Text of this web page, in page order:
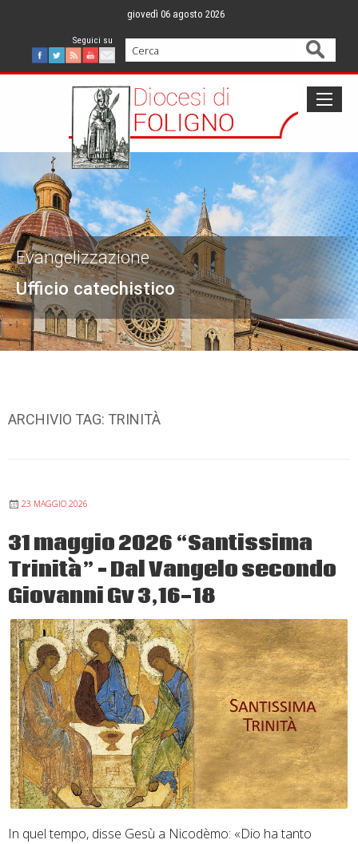
content
giovedì 06 agosto 2026
Facebook
Twitter
FeedYoutube
Mail
Cerca
Ufficio catechistico
Evangelizzazione
ARCHIVIO TAG: TRINITÀ
23 MAGGIO 2026
31 maggio 2026 “Santissima
Trinità” – Dal Vangelo secondo
Giovanni Gv 3,16-18
In quel tempo, disse Gesù a Nicodèmo: «Dio ha tanto